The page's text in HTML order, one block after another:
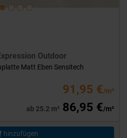
Outdoor
Matt Eben Sensitech
91,95 €/m²
ab 25.2 m² 86,95 €/m²
hinzufügen